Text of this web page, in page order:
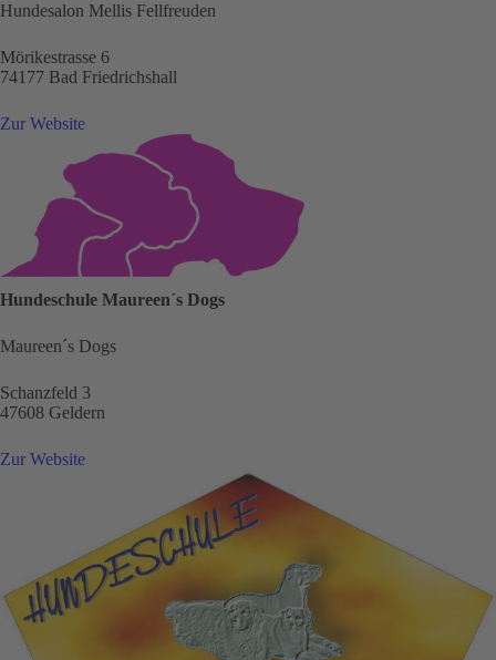
Hundesalon Mellis Fellfreuden
Mörikestrasse 6
74177 Bad Friedrichshall
Zur Website
Hundeschule Maureen´s Dogs
Maureen´s Dogs
Schanzfeld 3
47608 Geldern
Zur Website